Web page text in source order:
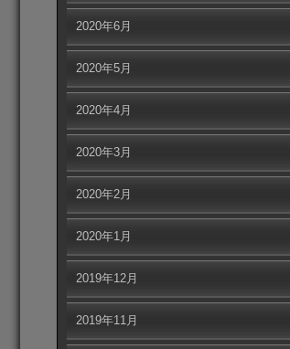
2020年6月
2020年5月
2020年4月
2020年3月
2020年2月
2020年1月
2019年12月
2019年11月